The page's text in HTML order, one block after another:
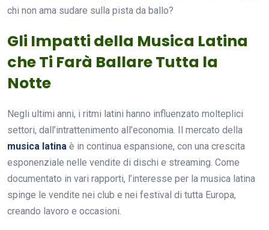
chi non ama sudare sulla pista da ballo?
Gli Impatti della Musica Latina
che Ti Farà Ballare Tutta la
Notte
Negli ultimi anni, i ritmi latini hanno influenzato molteplici
settori, dall’intrattenimento all’economia. Il mercato della
musica latina è in continua espansione, con una crescita
esponenziale nelle vendite di dischi e streaming. Come
documentato in vari rapporti, l’interesse per la musica latina
spinge le vendite nei club e nei festival di tutta Europa,
creando lavoro e occasioni.